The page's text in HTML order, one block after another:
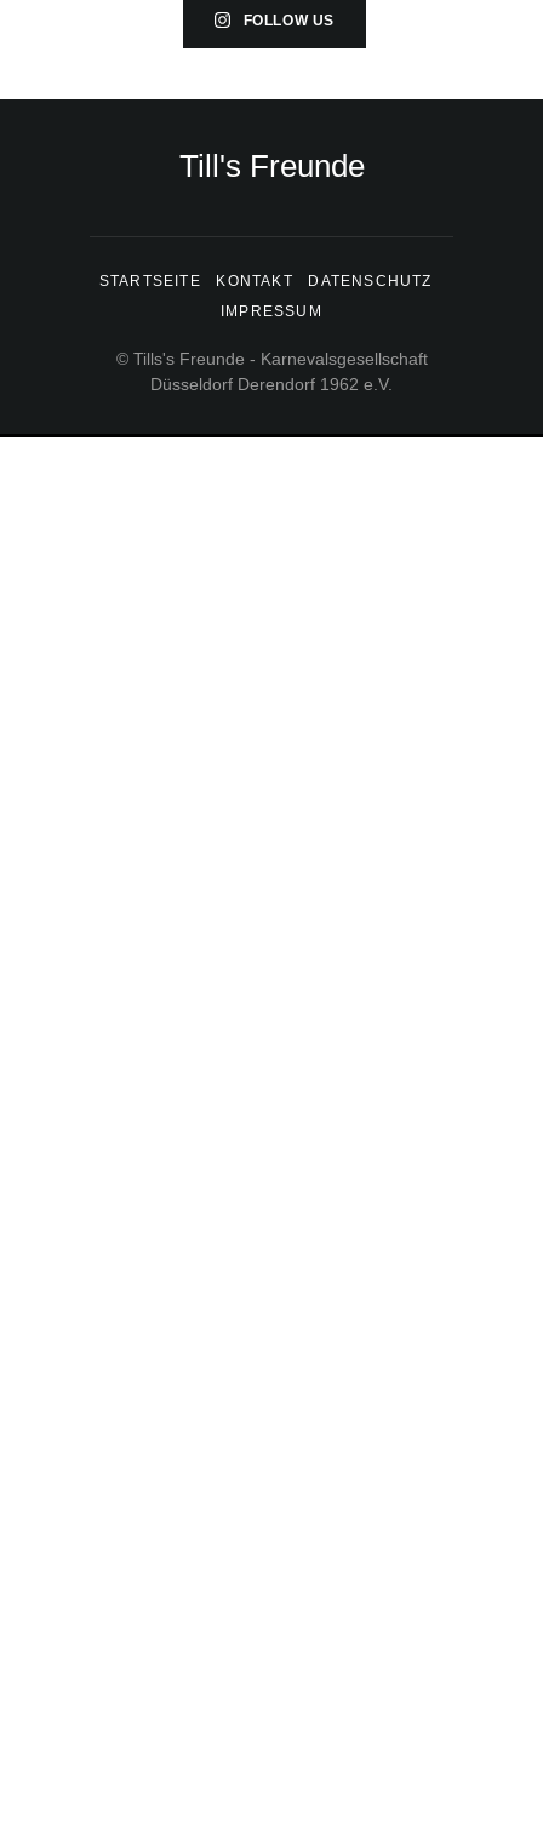
FOLLOW US
Till's Freunde
STARTSEITE KONTAKT
DATENSCHUTZ
IMPRESSUM
© Tills's Freunde - Karnevalsgesellschaft
Düsseldorf Derendorf 1962 e.V.